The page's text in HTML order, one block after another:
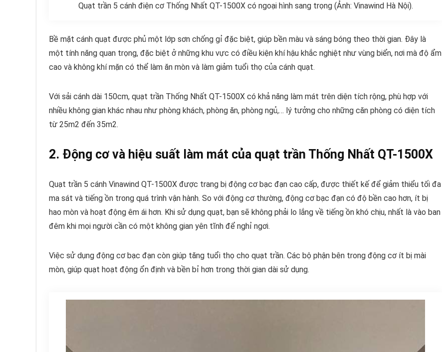
Quạt trần 5 cánh điện cơ Thống Nhất QT-1500X có ngoại hình sang trọng (Ảnh: Vinawind Hà Nội).
Bề mặt cánh quạt được phủ một lớp sơn chống gỉ đặc biệt, giúp bền màu và sáng bóng theo thời gian. Đây là
một tính năng quan trọng, đặc biệt ở những khu vực có điều kiện khí hậu khắc nghiệt như vùng biển, nơi mà độ ẩm
cao và không khí mặn có thể làm ăn mòn và làm giảm tuổi thọ của cánh quạt.
Với sải cánh dài 150cm, quạt trần Thống Nhất QT-1500X có khả năng làm mát trên diện tích rộng, phù hợp với
nhiều không gian khác nhau như phòng khách, phòng ăn, phòng ngủ,… lý tưởng cho những căn phòng có diện tích
từ 25m2 đến 35m2.
2. Động cơ và hiệu suất làm mát của quạt trần Thống Nhất QT-1500X
Quạt trần 5 cánh Vinawind QT-1500X được trang bị động cơ bạc đạn cao cấp, được thiết kế để giảm thiểu tối đa
ma sát và tiếng ồn trong quá trình vận hành. So với động cơ thường, động cơ bạc đạn có độ bền cao hơn, ít bị
hao mòn và hoạt động êm ái hơn. Khi sử dụng quạt, bạn sẽ không phải lo lắng về tiếng ồn khó chịu, nhất là vào ban
đêm khi mọi người cần có một không gian yên tĩnh để nghỉ ngơi.
Việc sử dụng động cơ bạc đạn còn giúp tăng tuổi thọ cho quạt trần. Các bộ phận bên trong động cơ ít bị mài
mòn, giúp quạt hoạt động ổn định và bền bỉ hơn trong thời gian dài sử dụng.